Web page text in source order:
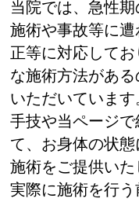
当院では、急性
施術や事故等に
正等に対応して
な施術方法があ
いただいています
手技や当ページ
て、お身体の状
施術をご提供いた
実際に施術を行